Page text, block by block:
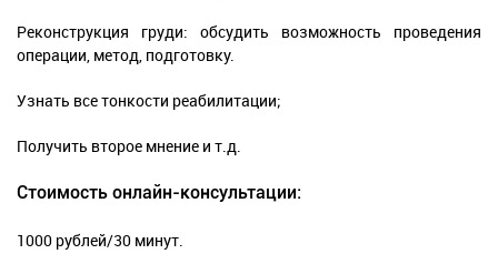
Реконструкция груди: обсудить возможность проведения
операции, метод, подготовку.
Узнать все тонкости реабилитации;
Получить второе мнение и т.д.
Стоимость онлайн-консультации:
1000 рублей/30 минут.